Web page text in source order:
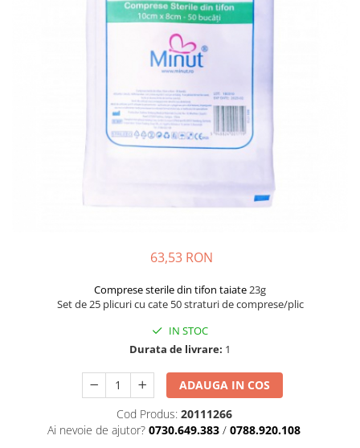
Masti pentru ten si gomaje
Tratamente si seruri pentru ten
Cadite bebe si accesorii baie
Ser fiziologic si comprese sterile
63,53 RON
Comprese sterile din tifon taiate23g
Set de 25 plicuri cu cate 50 straturi de comprese/plic
IN STOC
Durata de livrare: 1
ADAUGA IN COS
Cod Produs: 20111266
Ai nevoie de ajutor? 0730.649.383 / 0788.920.108